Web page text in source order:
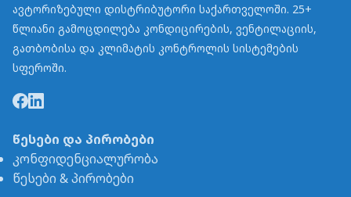
ავტორიზებული დისტრიბუტორი საქართველოში. 25+
წლიანი გამოცდილება კონდიცირების, ვენტილაციის,
გათბობისა და კლიმატის კონტროლის სისტემების
სფეროში.
წესები და პირობები
კონფიდენციალურობა
წესები & პირობები